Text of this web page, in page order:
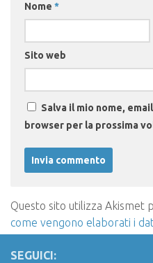
Nome *
Sito web
Salva il mio nome,
browser per la prossima
Questo sito utilizza Akismet
come vengono elaborati i
SEGUICI: